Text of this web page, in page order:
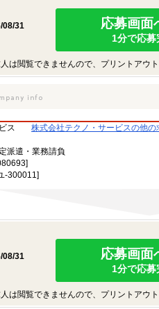
08/31
応募画面
1分で応
は閲覧できませんので、プリントアウト
ス
株式会社テクノ・サービスの他の
派遣・業務請負
-300011]
08/31
応募画面
1分で応
は閲覧できませんので、プリントアウト